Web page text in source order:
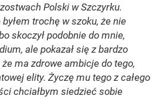
Polski w Szczyrku.
trochę w szoku, że nie
skoczył podobnie do mnie,
ale pokazał się z bardzo
ma zdrowe ambicje do tego,
elity. Życzę mu tego z całego
chciałbym siedzieć sobie